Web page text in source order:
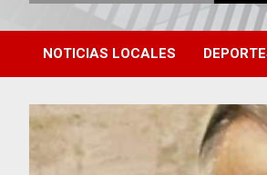
Central News
Central de Noticias
NOTICIAS LOCALES